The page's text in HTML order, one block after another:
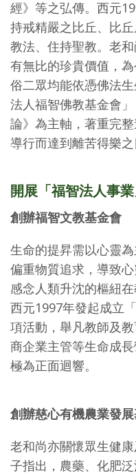
經》等之弘傳。西元
持戒精嚴之比丘、比
教法、住持聖教。老
有無比的珍貴價值，
俗二眾均能依憑佛法
法人福智佛教基金會
論》為主軸，著重完
導行而達到離苦得樂之
開展「福智法人事業
創辦福智文教基金會
生命的提昇需以心靈
偏重物質追求，導致
感念人類升沈的樞紐
西元1997年發起成立
項活動，舉凡教師及
商企業主管等生命成
極為正面迴響。
創辦慈心有機農業發
老和尚亦關懷眾生健
子指出，農藥、化肥